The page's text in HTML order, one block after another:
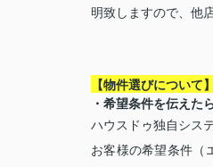
明致しますので、他
【物件選びについて】
・希望条件を伝えた
ハウスドゥ独自シス
お客様の希望条件（